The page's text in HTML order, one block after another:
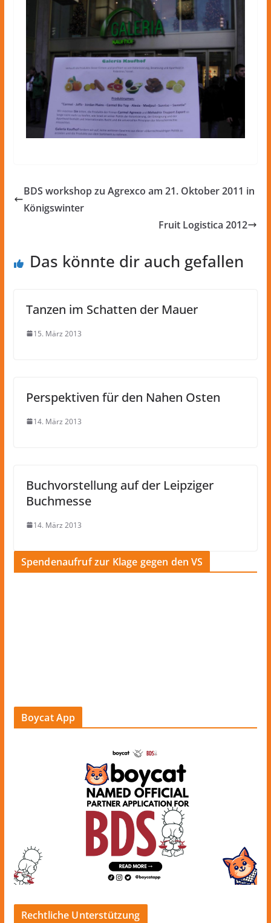
BDS workshop zu Agrexco am 21. Oktober 2011 in
Königswinter
Fruit Logistica 2012
Das könnte dir auch gefallen
Tanzen im Schatten der Mauer
15. März 2013
Perspektiven für den Nahen Osten
14. März 2013
Buchvorstellung auf der Leipziger
Buchmesse
14. März 2013
Spendenaufruf zur Klage gegen den VS
Boycat App
Rechtliche Unterstützung